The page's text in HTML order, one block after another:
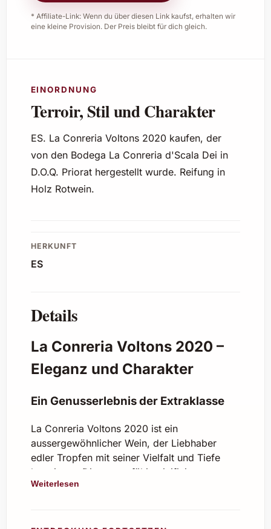
* Affiliate-Link: Wenn du über diesen Link kaufst, erhalten wir
eine kleine Provision. Der Preis bleibt für dich gleich.
EINORDNUNG
Terroir, Stil und Charakter
ES. La Conreria Voltons 2020 kaufen, der
von den Bodega La Conreria d'Scala Dei in
D.O.Q. Priorat hergestellt wurde. Reifung in
Holz Rotwein.
HERKUNFT
ES
Details
La Conreria Voltons 2020 –
Eleganz und Charakter
Ein Genusserlebnis der Extraklasse
La Conreria Voltons 2020 ist ein
aussergewöhnlicher Wein, der Liebhaber
edler Tropfen mit seiner Vielfalt und Tiefe
begeistert. Diese sorgfältig vinifizierte
Komposition zeigt eindrucksvoll die
Weiterlesen